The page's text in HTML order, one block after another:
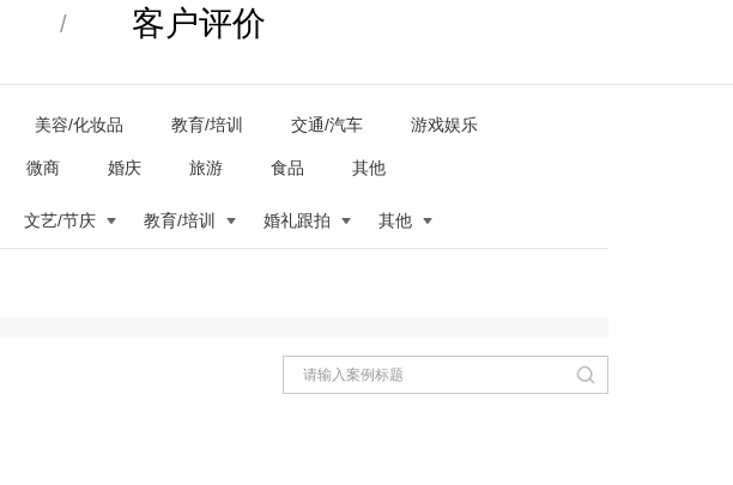
/ 客户评价
美容/化妆品 教育/培训 交通/汽车 游戏娱乐
微商 婚庆 旅游 食品 其他
文艺/节庆 教育/培训 婚礼跟拍 其他